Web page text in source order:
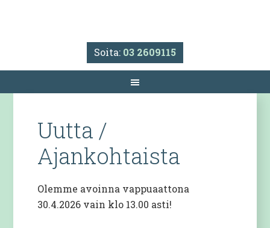
Soita: 03 2609115
Uutta /
Ajankohtaista
Olemme avoinna vappuaattona
30.4.2026 vain klo 13.00 asti!